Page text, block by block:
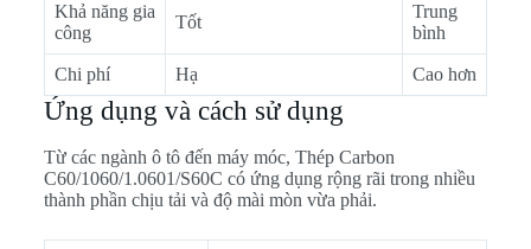
Khả năng gia
công
Tốt
Trung
bình
Chi phí Hạ Cao hơn
Ứng dụng và cách sử dụng
Từ các ngành ô tô đến máy móc, Thép Carbon
C60/1060/1.0601/S60C có ứng dụng rộng rãi trong nhiều
thành phần chịu tải và độ mài mòn vừa phải.